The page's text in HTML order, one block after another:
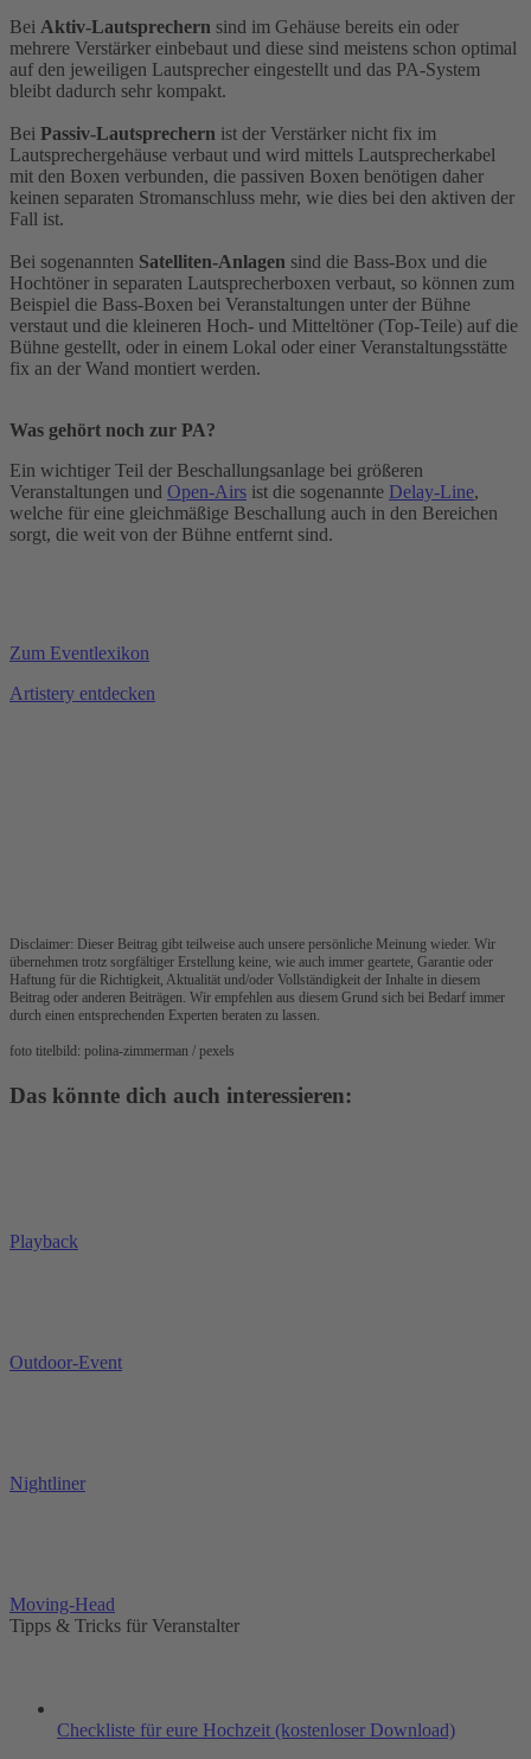
Bei Aktiv-Lautsprechern sind im Gehäuse bereits ein oder
mehrere Verstärker einbebaut und diese sind meistens schon optimal
auf den jeweiligen Lautsprecher eingestellt und das PA-System
bleibt dadurch sehr kompakt.
Bei Passiv-Lautsprechern ist der Verstärker nicht fix im
Lautsprechergehäuse verbaut und wird mittels Lautsprecherkabel
mit den Boxen verbunden, die passiven Boxen benötigen daher
keinen separaten Stromanschluss mehr, wie dies bei den aktiven der
Fall ist.
Bei sogenannten Satelliten-Anlagen sind die Bass-Box und die
Hochtöner in separaten Lautsprecherboxen verbaut, so können zum
Beispiel die Bass-Boxen bei Veranstaltungen unter der Bühne
verstaut und die kleineren Hoch- und Mitteltöner (Top-Teile) auf die
Bühne gestellt, oder in einem Lokal oder einer Veranstaltungsstätte
fix an der Wand montiert werden.
Was gehört noch zur PA?
Ein wichtiger Teil der Beschallungsanlage bei größeren
Veranstaltungen und Open-Airs ist die sogenannte Delay-Line,
welche für eine gleichmäßige Beschallung auch in den Bereichen
sorgt, die weit von der Bühne entfernt sind.
Zum Eventlexikon
Artistery entdecken
Disclaimer: Dieser Beitrag gibt teilweise auch unsere persönliche Meinung wieder. Wir
übernehmen trotz sorgfältiger Erstellung keine, wie auch immer geartete, Garantie oder
Haftung für die Richtigkeit, Aktualität und/oder Vollständigkeit der Inhalte in diesem
Beitrag oder anderen Beiträgen. Wir empfehlen aus diesem Grund sich bei Bedarf immer
durch einen entsprechenden Experten beraten zu lassen.
foto titelbild: polina-zimmerman / pexels
Das könnte dich auch interessieren:
Playback
Outdoor-Event
Nightliner
Moving-Head
Tipps & Tricks für Veranstalter
Checkliste für eure Hochzeit (kostenloser Download)